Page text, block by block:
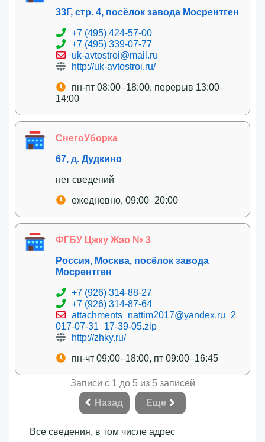
33Г, стр. 4, посёлок завода Мосрентген
+7 (495) 424-57-00
+7 (495) 339-07-77
uk-avtostroi@mail.ru
http://uk-avtostroi.ru/
пн-пт 08:00–18:00, перерыв 13:00–
14:00
СнегоУборка
67, д. Дудкино
нет сведений
ежедневно, 09:00–20:00
ФГБУ Цжку Жэо № 3
Россия, Москва, посёлок завода
Мосрентген
+7 (926) 314-88-27
+7 (926) 314-87-64
attachments_nattim2017@yandex.ru_2
017-07-31_17-39-05.zip
http://zhky.ru/
пн-чт 09:00–18:00, пт 09:00–16:45
Записи с 1 до 5 из 5 записей
Назад
Еще
Все сведения, в том числе адрес